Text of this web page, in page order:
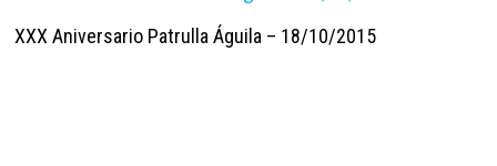
XXX Aniversario Patrulla Águila – 18/10/2015